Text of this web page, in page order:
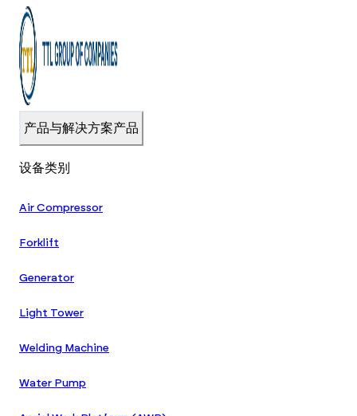
产品与解决方案产品
设备类别
Air Compressor
Forklift
Generator
Light Tower
Welding Machine
Water Pump